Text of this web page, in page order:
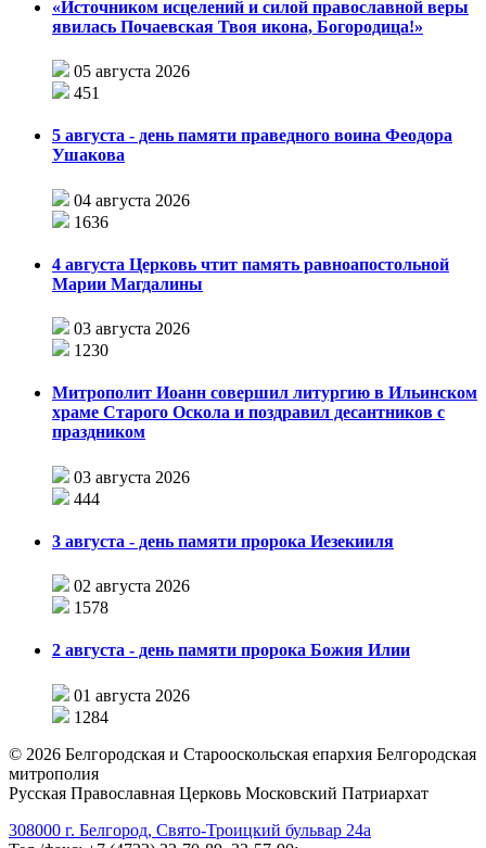
«Источником исцелений и силой православной веры
явилась Почаевская Твоя икона, Богородица!»
05 августа 2026
451
5 августа - день памяти праведного воина Феодора
Ушакова
04 августа 2026
1636
4 августа Церковь чтит память равноапостольной
Марии Магдалины
03 августа 2026
1230
Митрополит Иоанн совершил литургию в Ильинском
храме Старого Оскола и поздравил десантников с
праздником
03 августа 2026
444
3 августа - день памяти пророка Иезекииля
02 августа 2026
1578
2 августа - день памяти пророка Божия Илии
01 августа 2026
1284
© 2026 Белгородская и Старооскольская епархия Белгородская
митрополия
Русская Православная Церковь Московский Патриархат
308000 г. Белгород, Свято-Троицкий бульвар 24а